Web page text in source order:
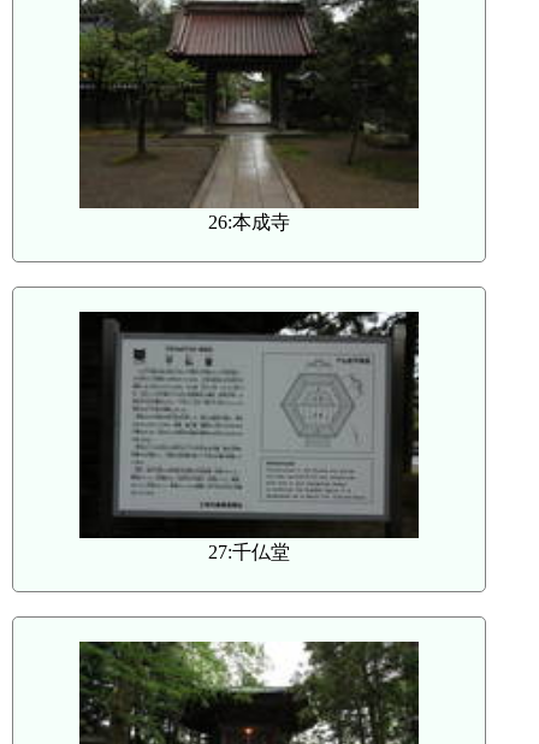
26:本成寺
27:千仏堂